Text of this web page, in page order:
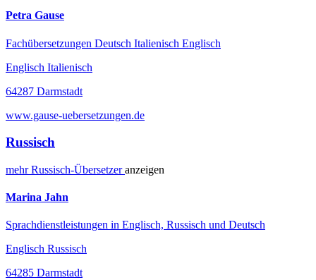
Petra Gause
Fachübersetzungen Deutsch Italienisch Englisch
Englisch Italienisch
64287 Darmstadt
www.gause-uebersetzungen.de
Russisch
mehrRussisch-Übersetzeranzeigen
Marina Jahn
Sprachdienstleistungen in Englisch, Russisch und Deutsch
Englisch Russisch
64285 Darmstadt